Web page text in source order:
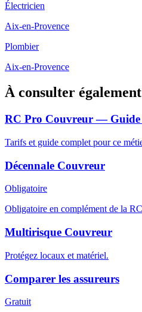
Électricien
Aix-en-Provence
Plombier
Aix-en-Provence
À consulter également
RC Pro Couvreur — Guide
Tarifs et guide complet pour ce
Décennale Couvreur
Obligatoire
Obligatoire en complément de la
Multirisque Couvreur
Protégez locaux et matériel.
Comparer les assureurs
Gratuit